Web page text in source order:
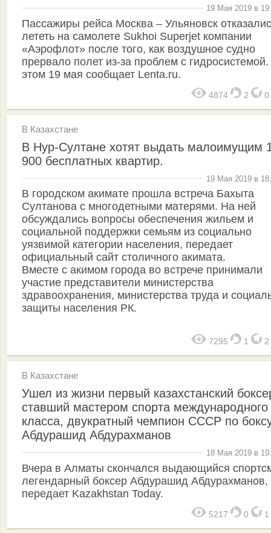
19 Мая 2019 в
Пассажиры рейса Москва – Ульяновск
лететь на самолете Sukhoi Superjet компании
«Аэрофлот» после того, как воздушное судно
прервало полет из-за проблем с
этом 19 мая сообщает Lenta.ru.
4874 2 0
В Казахстане
В Нур-Султане хотят выдать малоимущим
900 бесплатных квартир.
19 Мая 2019 в
В городском акимате прошла встреча Бахыта
Султанова с многодетными матерями. На ней
обсуждались вопросы обеспечения жильем и
социальной поддержки семьям из социально
уязвимой категории населения, передает
официальный сайт столичного акимата.
Вместе с акимом города во встрече принимали
участие представители министерства
здравоохранения, министерства труда и
защиты населения РК.
7295 1 2
В Казахстане
Ушел из жизни первый казахстанский
ставший мастером спорта международного
класса, двукратный чемпион СССР по
Абдурашид Абдурахманов
18 Мая 2019 в
Вчера в Алматы скончался выдающийся
легендарный боксер Абдурашид Абдурахманов,
передает Kazakhstan Today.
5217 0 1